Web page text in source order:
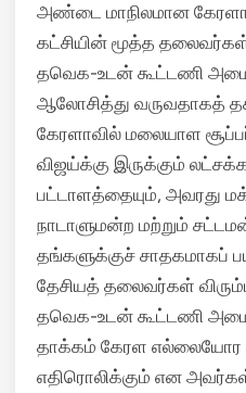
அண்டை மாநிலமான
கட்சியின் மூத்த தலைவர்கள்
தவெக-உடன் கூட்டணி
ஆலோசித்து வருவதாகத்
கேரளாவில் மலையாள
விஜய்க்கு இருக்கும்
பட்டாளத்தையும், அவரது
நாடாளுமன்ற மற்றும்
தங்களுக்குச் சாதகமாகப்
தேசியத் தலைவர்கள்
தவெக-உடன் கூட்டணி
தாக்கம் கேரள எல்லையோர
எதிரொலிக்கும் என